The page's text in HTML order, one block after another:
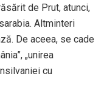
de Prut, atunci,
Altminteri
De aceea, se cade
„unirea
cu